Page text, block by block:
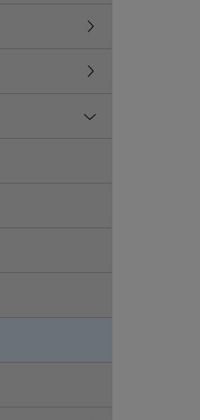
Undermeny för Sävar
Undermeny för
Undermeny för